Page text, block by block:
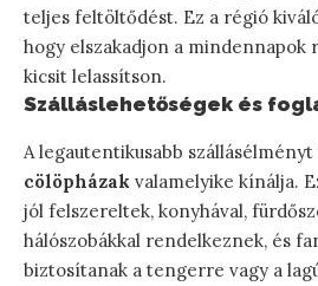
teljes feltöltődést. Ez a régió
hogy elszakadjon a mindennapok
kicsit lelassítson.
Szálláslehetőségek és
A legautentikusabb
cölöpházak valamelyike kínálja.
jól felszereltek, konyhával,
hálószobákkal rendelkeznek, és
biztosítanak a tengerre vagy a